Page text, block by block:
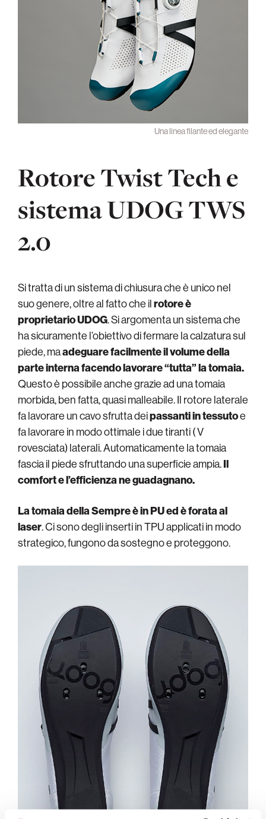
Una linea filante ed elegante
Rotore Twist Tech e
sistema UDOG TWS
2.0
Si tratta di un sistema di chiusura che è unico nel
suo genere, oltre al fatto che ilrotore è
proprietario UDOG. Si argomenta un sistema che
ha sicuramente l’obiettivo di fermare la calzatura sul
piede, maadeguare facilmente il volume della
parte interna facendo lavorare “tutta” la tomaia.
Questo è possibile anche grazie ad una tomaia
morbida, ben fatta, quasi malleabile. Il rotore laterale
fa lavorare un cavo sfrutta deipassanti in tessutoe
fa lavorare in modo ottimale i due tiranti ( V
rovesciata) laterali. Automaticamente la tomaia
fascia il piede sfruttando una superficie ampia.Il
comfort e l’efficienza ne guadagnano.
La tomaia della Sempre è in PU ed è forata al
laser. Ci sono degli inserti in TPU applicati in modo
strategico, fungono da sostegno e proteggono.